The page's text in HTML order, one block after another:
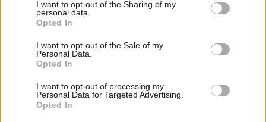
not limited to your visit or usage behaviour. You may click to
grant or deny consent to Google and its third-party tags to
use your data for below specified purposes in below Google
consent section.
I want to opt-out of the Sharing of my
personal data.
Opted In
I want to opt-out of the Sale of my
Personal Data.
Opted In
I want to opt-out of processing my
Personal Data for Targeted Advertising.
Opted In
Continua a leggere